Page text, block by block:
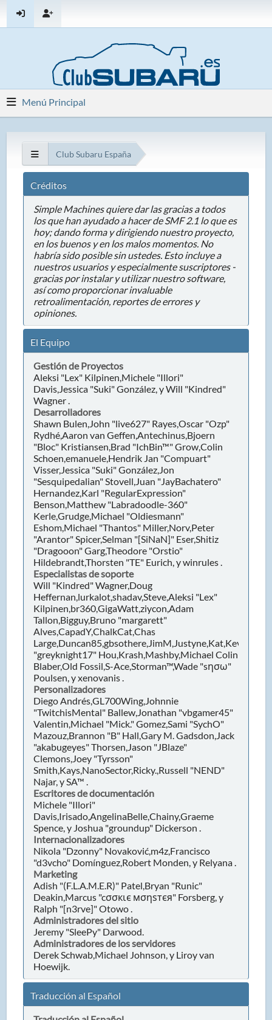
Menú Principal
Club Subaru España
Créditos
Simple Machines quiere dar las gracias a todos
los que han ayudado a hacer de SMF 2.1 lo que es
hoy; dando forma y dirigiendo nuestro proyecto,
en los buenos y en los malos momentos. No
habría sido posible sin ustedes. Esto incluye a
nuestros usuarios y especialmente suscriptores -
gracias por instalar y utilizar nuestro software,
así como proporcionar invaluable
retroalimentación, reportes de errores y
opiniones.
El Equipo
Gestión de Proyectos
Aleksi "Lex" Kilpinen,Michele "Illori"
Davis,Jessica "Suki" González, y Will "Kindred"
Wagner .
Desarrolladores
Shawn Bulen,John "live627" Rayes,Oscar "Ozp"
Rydhé,Aaron van Geffen,Antechinus,Bjoern
"Bloc" Kristiansen,Brad "IchBin™" Grow,Colin
Schoen,emanuele,Hendrik Jan "Compuart"
Visser,Jessica "Suki" González,Jon
"Sesquipedalian" Stovell,Juan "JayBachatero"
Hernandez,Karl "RegularExpression"
Benson,Matthew "Labradoodle-360"
Kerle,Grudge,Michael "Oldiesmann"
Eshom,Michael "Thantos" Miller,Norv,Peter
"Arantor" Spicer,Selman "[SiNaN]" Eser,Shitiz
"Dragooon" Garg,Theodore "Orstio"
Hildebrandt,Thorsten "TE" Eurich, y winrules .
Especialistas de soporte
Will "Kindred" Wagner,Doug
Heffernan,lurkalot,shadav,Steve,Aleksi "Lex"
Kilpinen,br360,GigaWatt,ziycon,Adam
Tallon,Bigguy,Bruno "margarett"
Alves,CapadY,ChalkCat,Chas
Large,Duncan85,gbsothere,JimM,Justyne,Kat,Kevin
"greyknight17" Hou,Krash,Mashby,Michael Colin
Blaber,Old Fossil,S-Ace,Storman™,Wade "sησω"
Poulsen, y xenovanis .
Personalizadores
Diego Andrés,GL700Wing,Johnnie
"TwitchisMental" Ballew,Jonathan "vbgamer45"
Valentin,Michael "Mick." Gomez,Sami "SychO"
Mazouz,Brannon "B" Hall,Gary M. Gadsdon,Jack
"akabugeyes" Thorsen,Jason "JBlaze"
Clemons,Joey "Tyrsson"
Smith,Kays,NanoSector,Ricky.,Russell "NEND"
Najar, y SA™ .
Escritores de documentación
Michele "Illori"
Davis,Irisado,AngelinaBelle,Chainy,Graeme
Spence, y Joshua "groundup" Dickerson .
Internacionalizadores
Nikola "Dzonny" Novaković,m4z,Francisco
"d3vcho" Domínguez,Robert Monden, y Relyana .
Marketing
Adish "(F.L.A.M.E.R)" Patel,Bryan "Runic"
Deakin,Marcus "cσσкιє мσηѕтєя" Forsberg, y
Ralph "[n3rve]" Otowo .
Administradores del sitio
Jeremy "SleePy" Darwood.
Administradores de los servidores
Derek Schwab,Michael Johnson, y Liroy van
Hoewijk.
Traducción al Español